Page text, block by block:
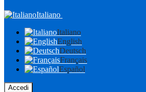
Italiano
Italiano
English
Deutsch
Français
Español
Accedi